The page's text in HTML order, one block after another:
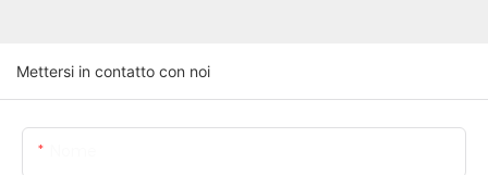
Mettersi in contatto con noi